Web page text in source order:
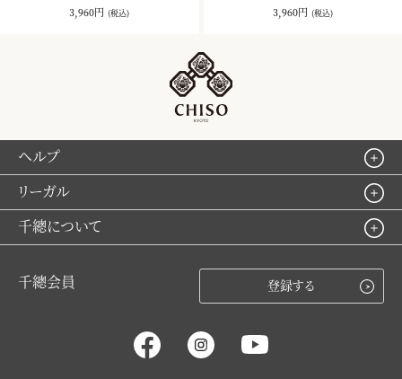
3,960円 (税込) 3,960円 (税込)
ヘルプ
リーガル
千總について
千總会員 登録する